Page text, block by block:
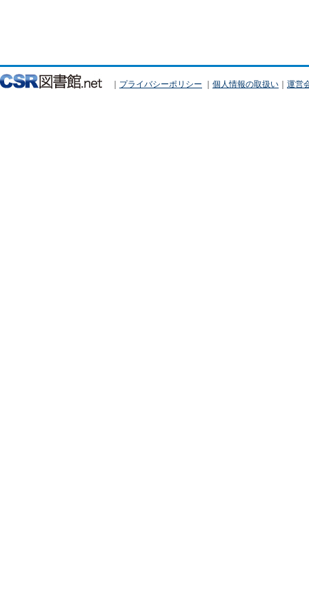
｜ プライバシーポリシー ｜ 個人情報の取扱い ｜ 運営